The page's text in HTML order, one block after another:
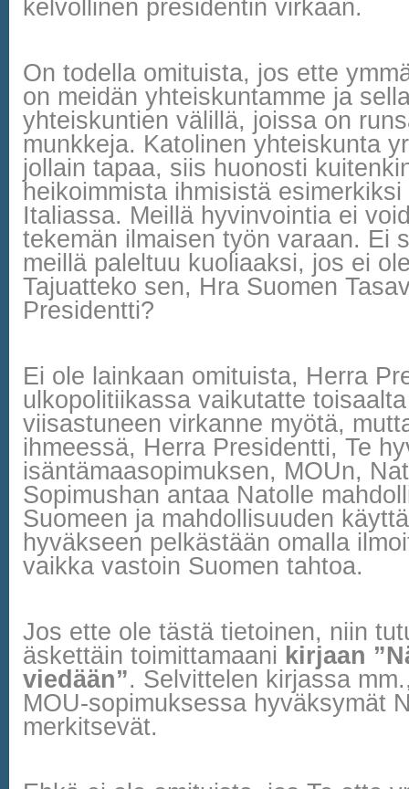
kelvollinen presidentin virkaan.
On todella omituista, jos ette
on meidän yhteiskuntamme ja
yhteiskuntien välillä, joissa on
munkkeja. Katolinen yhteiskunta
jollain tapaa, siis huonosti
heikoimmista ihmisistä
Italiassa. Meillä hyvinvointia ei
tekemän ilmaisen työn varaan. Ei
meillä paleltuu kuoliaaksi, jos ei
Tajuatteko sen, Hra Suomen
Presidentti?
Ei ole lainkaan omituista, Herra
ulkopolitiikassa vaikutatte
viisastuneen virkanne myötä,
ihmeessä, Herra Presidentti, Te
isäntämaasopimuksen, MOUn,
Sopimushan antaa Natolle
Suomeen ja mahdollisuuden
hyväkseen pelkästään omalla
vaikka vastoin Suomen tahtoa.
Jos ette ole tästä tietoinen, niin
äskettäin toimittamaani kirjaan
viedään”. Selvittelen kirjassa
MOU-sopimuksessa hyväksymät
merkitsevät.